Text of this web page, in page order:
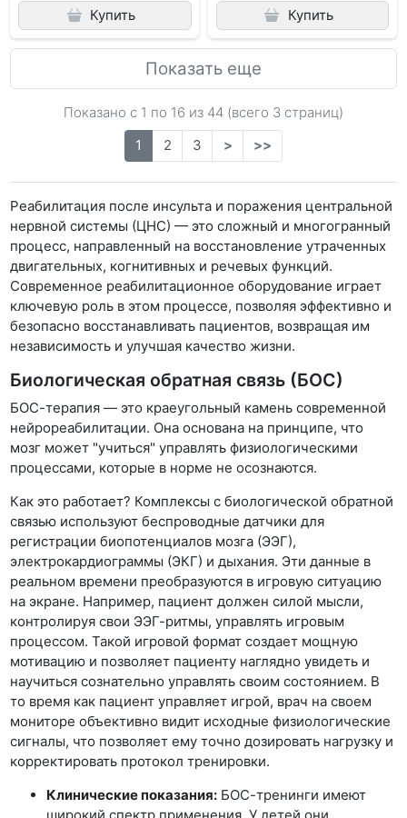
Купить Купить
Показать еще
Показано с 1 по 16 из 44 (всего 3 страниц)
1
2 3 > >>
Реабилитация после инсульта и поражения центральной
нервной системы (ЦНС) — это сложный и многогранный
процесс, направленный на восстановление утраченных
двигательных, когнитивных и речевых функций.
Современное реабилитационное оборудование играет
ключевую роль в этом процессе, позволяя эффективно и
безопасно восстанавливать пациентов, возвращая им
независимость и улучшая качество жизни.
Биологическая обратная связь (БОС)
БОС-терапия — это краеугольный камень современной
нейрореабилитации. Она основана на принципе, что
мозг может "учиться" управлять физиологическими
процессами, которые в норме не осознаются.
Как это работает? Комплексы с биологической обратной
связью используют беспроводные датчики для
регистрации биопотенциалов мозга (ЭЭГ),
электрокардиограммы (ЭКГ) и дыхания. Эти данные в
реальном времени преобразуются в игровую ситуацию
на экране. Например, пациент должен силой мысли,
контролируя свои ЭЭГ-ритмы, управлять игровым
процессом. Такой игровой формат создает мощную
мотивацию и позволяет пациенту наглядно увидеть и
научиться сознательно управлять своим состоянием. В
то время как пациент управляет игрой, врач на своем
мониторе объективно видит исходные физиологические
сигналы, что позволяет ему точно дозировать нагрузку и
корректировать протокол тренировки.
Клинические показания: БОС-тренинги имеют
широкий спектр применения. У детей они